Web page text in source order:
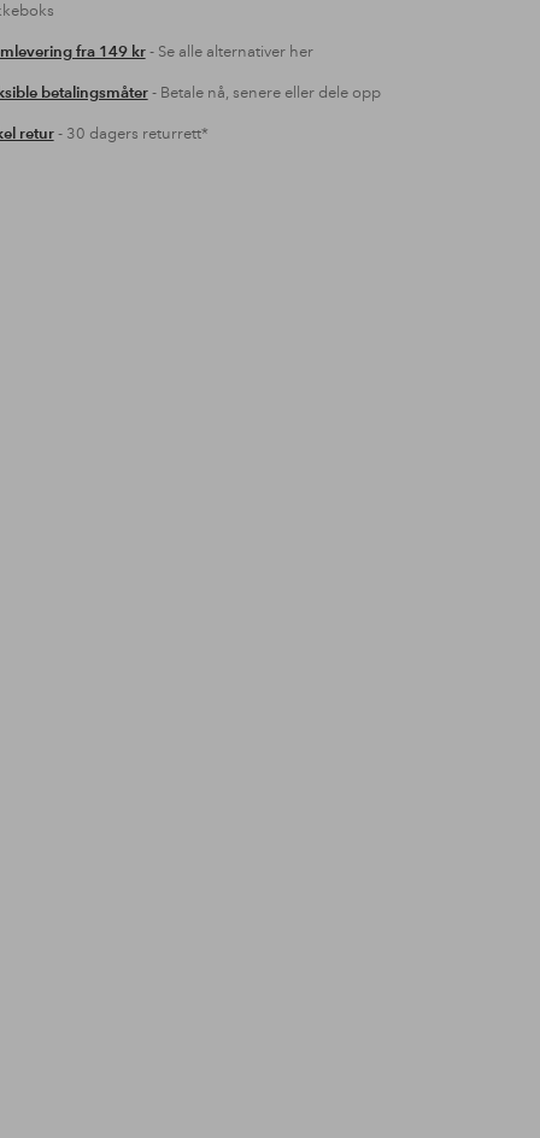
fra 149 kr- Se alle alternativer her
betalingsmåter- Betale nå, senere eller dele opp
retur- 30 dagers returrett*